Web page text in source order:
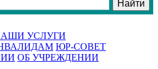
УСЛУГИ
ЮР-СОВЕТ
ОБ УЧРЕЖДЕНИИ